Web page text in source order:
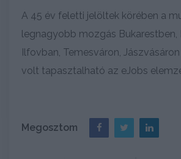
A 45 év feletti jelöltek körében a
legnagyobb mozgás Bukarestben,
Ilfovban, Temesváron,
volt tapasztalható az eJobs
Megosztom